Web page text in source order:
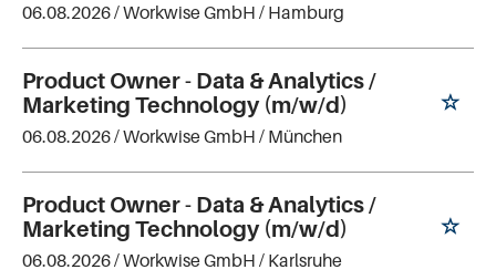
06.08.2026 /Workwise GmbH / Hamburg
Product Owner - Data & Analytics /
Marketing Technology (m/w/d)
06.08.2026 /Workwise GmbH / München
Product Owner - Data & Analytics /
Marketing Technology (m/w/d)
06.08.2026 /Workwise GmbH / Karlsruhe